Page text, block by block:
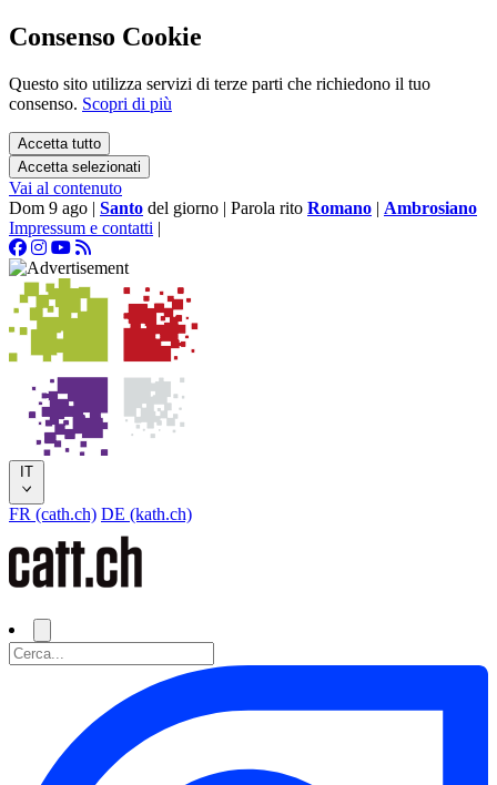
Consenso Cookie
Questo sito utilizza servizi di terze parti che richiedono il tuo
consenso. Scopri di più
Accetta tutto
Accetta selezionati
Vai al contenuto
Dom 9 ago | Santo del giorno | Parola rito Romano | Ambrosiano
Impressum e contatti |
IT
FR (cath.ch) DE (kath.ch)